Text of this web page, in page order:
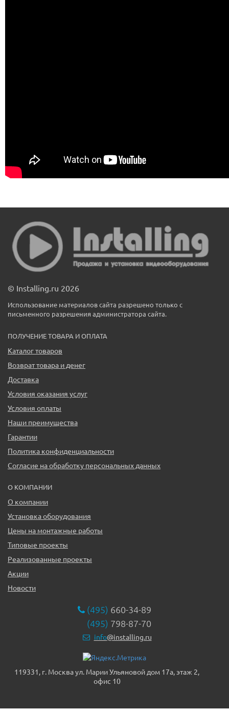
© Installing.ru 2026
Использование материалов сайта разрешено только с
письменного разрешения администратора сайта.
ПОЛУЧЕНИЕ ТОВАРА И ОПЛАТА
Каталог товаров
Возврат товара и денег
Доставка
Условия оказания услуг
Условия оплаты
Наши преимущества
Гарантии
Политика конфиденциальности
Согласие на обработку персональных данных
О КОМПАНИИ
О компании
Установка оборудования
Цены на монтажные работы
Типовые проекты
Реализованные проекты
Акции
Новости
(495) 660-34-89
(495) 798-87-70
info@installing.ru
119331, г. Москва ул. Марии Ульяновой дом 17а, этаж 2,
офис 10